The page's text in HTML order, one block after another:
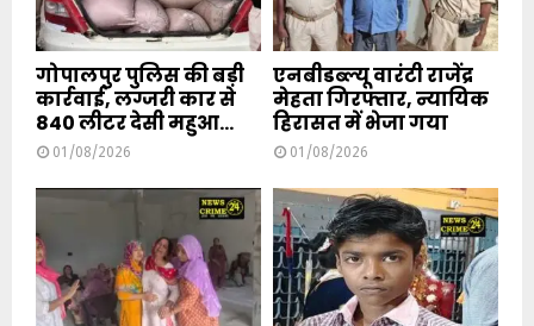
गोपालपुर पुलिस की बड़ी
कार्रवाई, लग्जरी कार से
840 लीटर देसी महुआ...
01/08/2026
एनबीडब्ल्यू वारंटी राजेंद्र
मेहता गिरफ्तार, न्यायिक
हिरासत में भेजा गया
01/08/2026